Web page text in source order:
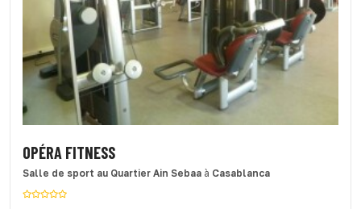
OPÉRA FITNESS
Salle de sport au Quartier Ain Sebaa à Casablanca